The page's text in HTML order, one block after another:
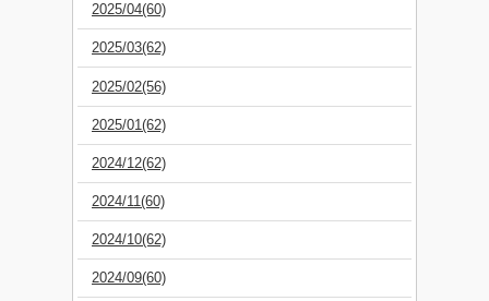
2025/04(60)
2025/03(62)
2025/02(56)
2025/01(62)
2024/12(62)
2024/11(60)
2024/10(62)
2024/09(60)